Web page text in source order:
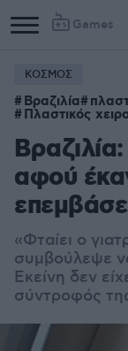
Games
ΚΟΣΜΟΣ
Βραζιλία
Πλαστικός
αφού
«Φταίει ο
συμβούλεψε
Εκείνη δεν
σύντροφός